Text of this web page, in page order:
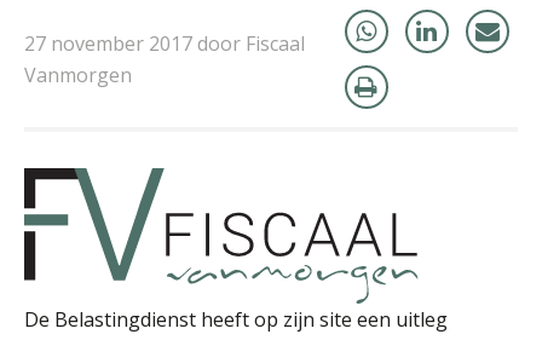
27 november 2017 door Fiscaal
Vanmorgen
De Belastingdienst heeft op zijn site een uitleg
Kirsten Roskam
Rakesh Ghirah